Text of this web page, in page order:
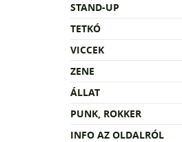
STAND-UP
TETKÓ
VICCEK
ZENE
ÁLLAT
PUNK, ROKKER
INFO AZ OLDALRÓL